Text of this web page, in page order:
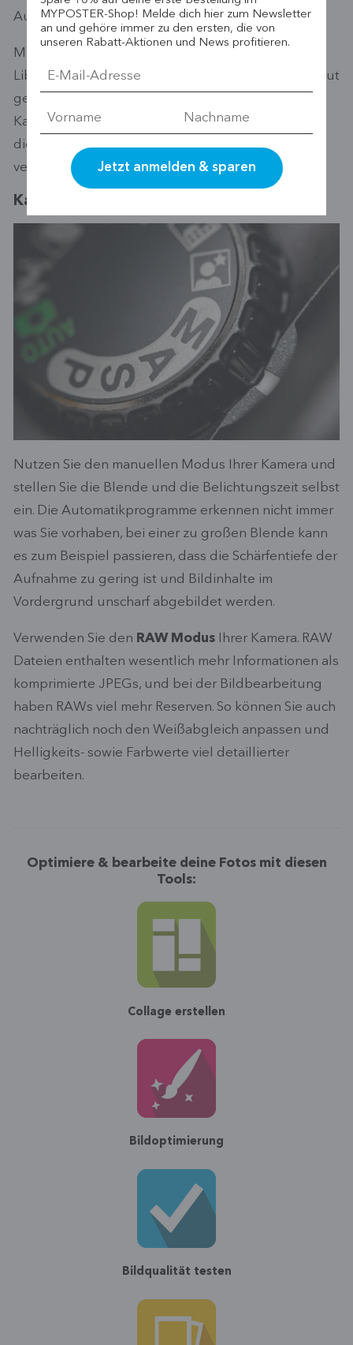
Aufnahmen absolut deckungsgleich sind.
Mit Hilfe einer
Libellen) für den Blitzschuh kann die Kamera absolut
gerade ausgerichtet werden. Zwar bieten manche
Kameras eine digitale Wasserwaage, jedoch zeigt
diese nur die horizontale Ebene und nicht die
vertikale Ebene an.
Kameraeinstellungen für Städtefotografie
Nutzen Sie den manuellen Modus Ihrer Kamera und
stellen Sie die Blende und die Belichtungszeit selbst
ein. Die Automatikprogramme erkennen nicht immer
was Sie vorhaben, bei einer zu großen Blende kann
es zum Beispiel passieren, dass die Schärfentiefe der
Aufnahme zu gering ist und Bildinhalte im
Vordergrund unscharf abgebildet werden.
Verwenden Sie den RAW Modus Ihrer Kamera. RAW
Dateien enthalten wesentlich mehr Informationen als
komprimierte JPEGs, und bei der Bildbearbeitung
haben RAWs viel mehr Reserven. So können Sie auch
nachträglich noch den Weißabgleich anpassen und
Helligkeits- sowie Farbwerte viel detaillierter
bearbeiten.
Optimiere & bearbeite deine Fotos mit diesen
Tools:
Collage erstellen
Bildoptimierung
Bildqualität testen
MYPOSTER-Shop! Melde dich hier zum Newsletter
an und gehöre immer zu den ersten, die von
unseren Rabatt-Aktionen und News profitieren.